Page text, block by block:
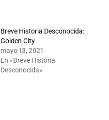
Breve Historia Desconocida:
Golden City
mayo 13, 2021
En «Breve Historia
Desconocida»